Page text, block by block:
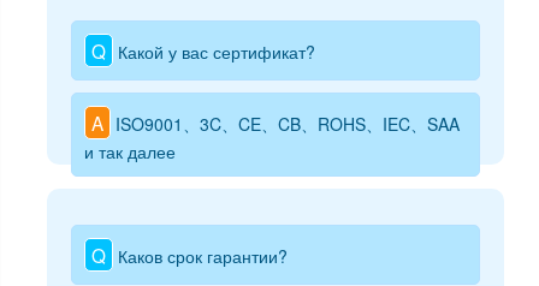
Q Какой у вас сертификат?
A ISO9001、3C、CE、CB、ROHS、IEC、SAA
и так далее
Q Каков срок гарантии?